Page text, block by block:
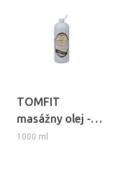
TOMFIT
masážny olej -
borovicový
1000 ml